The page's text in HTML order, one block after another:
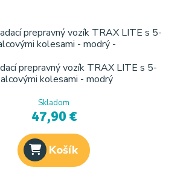
prepravný vozík TRAX LITE s 5-
kolesami - modrý
Skladom
47,90 €
Košík